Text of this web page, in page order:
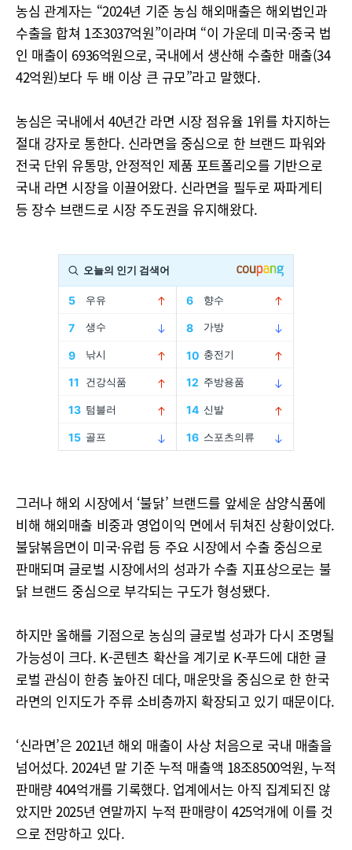
농심 관계자는 “2024년 기준 농심 해외매출은 해외법인과
수출을 합쳐 1조3037억원”이라며 “이 가운데 미국·중국 법
인 매출이 6936억원으로, 국내에서 생산해 수출한 매출(34
42억원)보다 두 배 이상 큰 규모”라고 말했다.
농심은 국내에서 40년간 라면 시장 점유율 1위를 차지하는
절대 강자로 통한다. 신라면을 중심으로 한 브랜드 파워와
전국 단위 유통망, 안정적인 제품 포트폴리오를 기반으로
국내 라면 시장을 이끌어왔다. 신라면을 필두로 짜파게티
등 장수 브랜드로 시장 주도권을 유지해왔다.
그러나 해외 시장에서 ‘불닭’ 브랜드를 앞세운 삼양식품에
비해 해외매출 비중과 영업이익 면에서 뒤쳐진 상황이었다.
불닭볶음면이 미국·유럽 등 주요 시장에서 수출 중심으로
판매되며 글로벌 시장에서의 성과가 수출 지표상으로는 불
닭 브랜드 중심으로 부각되는 구도가 형성됐다.
하지만 올해를 기점으로 농심의 글로벌 성과가 다시 조명될
가능성이 크다. K-콘텐츠 확산을 계기로 K-푸드에 대한 글
로벌 관심이 한층 높아진 데다, 매운맛을 중심으로 한 한국
라면의 인지도가 주류 소비층까지 확장되고 있기 때문이다.
‘신라면’은 2021년 해외 매출이 사상 처음으로 국내 매출을
넘어섰다. 2024년 말 기준 누적 매출액 18조8500억원, 누적
판매량 404억개를 기록했다. 업계에서는 아직 집계되진 않
았지만 2025년 연말까지 누적 판매량이 425억개에 이를 것
으로 전망하고 있다.